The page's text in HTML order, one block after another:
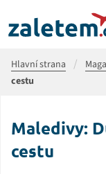
Hlavní strana
cestu
Maledivy:
cestu